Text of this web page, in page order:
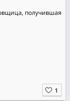
получившая